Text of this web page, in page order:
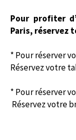
Pour profiter
Paris, réservez
* Pour réserver
Réservez votre
* Pour réserver
Réservez votre